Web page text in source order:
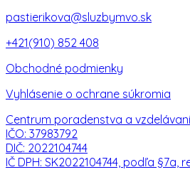
pastierikova@sluzbymvo.sk
+421(910) 852 408
Obchodné podmienky
Vyhlásenie o ochrane súkromia
Centrum poradenstva a
IČO: 37983792
DIČ: 2022104744
IČ DPH: SK2022104744, podľa §7a,